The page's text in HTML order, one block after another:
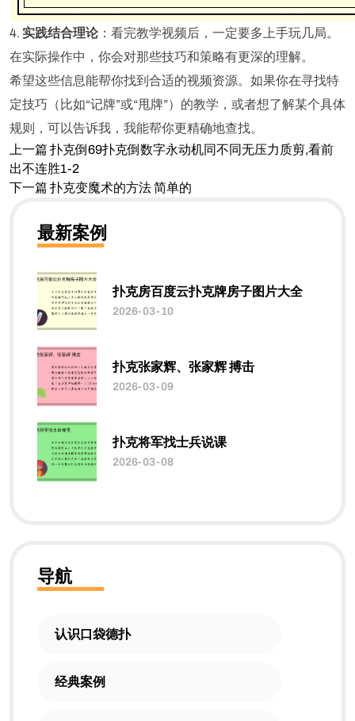
4. 实践结合理论：看完教学视频后，一定要多上手玩几局。
在实际操作中，你会对那些技巧和策略有更深的理解。
希望这些信息能帮你找到合适的视频资源。如果你在寻找特
定技巧（比如“记牌”或“甩牌”）的教学，或者想了解某个具体
规则，可以告诉我，我能帮你更精确地查找。
上一篇 扑克倒69扑克倒数字永动机同不同无压力质剪,看前
出不连胜1-2
下一篇 扑克变魔术的方法 简单的
最新案例
扑克房百度云扑克牌房子图片大全
2026-03-10
扑克张家辉、张家辉 搏击
2026-03-09
扑克将军找士兵说课
2026-03-08
导航
认识口袋德扑
经典案例